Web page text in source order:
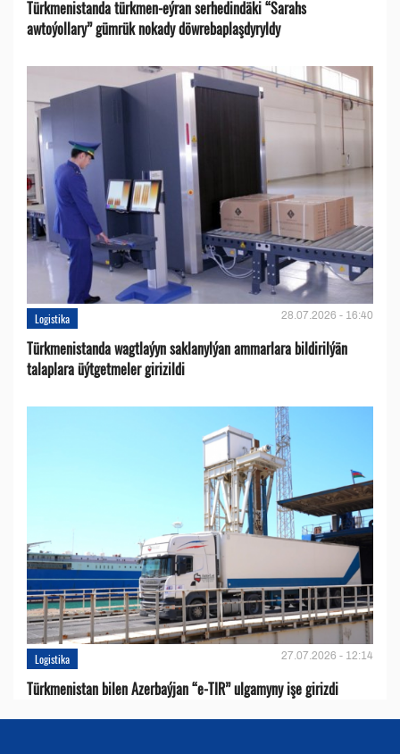
Türkmenistanda türkmen-eýran serhedindäki “Sarahs
awtoýollary” gümrük nokady döwrebaplaşdyryldy
Logistika 28.07.2026 - 16:40
Türkmenistanda wagtlaýyn saklanylýan ammarlara bildirilýän
talaplara üýtgetmeler girizildi
Logistika 27.07.2026 - 12:14
Türkmenistan bilen Azerbaýjan “e-TIR” ulgamyny işe girizdi